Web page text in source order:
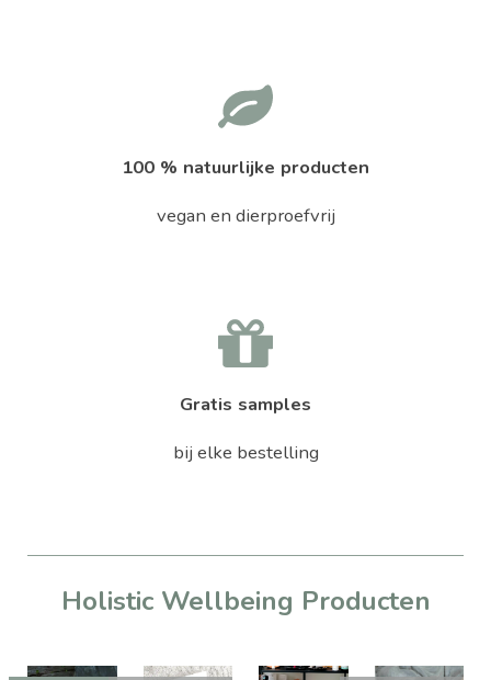
100 % natuurlijke producten
vegan en dierproefvrij
Gratis samples
bij elke bestelling
Holistic Wellbeing Producten